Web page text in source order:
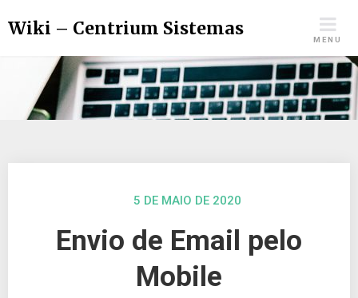
Wiki – Centrium Sistemas
MENU
5 DE MAIO DE 2020
Envio de Email pelo
Mobile